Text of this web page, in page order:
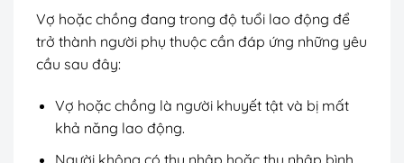
Vợ hoặc chồng đang trong độ tuổi lao động để
trở thành người phụ thuộc cần đáp ứng những yêu
cầu sau đây:
Vợ hoặc chồng là người khuyết tật và bị mất
khả năng lao động.
Người không có thu nhập hoặc thu nhập bình